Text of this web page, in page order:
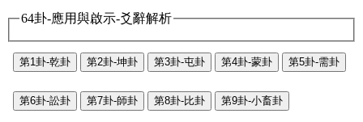
64卦-應用與啟示-爻辭解析
第1卦-乾卦 第2卦-坤卦 第3卦-屯卦 第4卦-蒙卦 第5卦-需卦
第6卦-訟卦 第7卦-師卦 第8卦-比卦 第9卦-小畜卦